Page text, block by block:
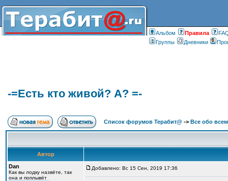
Альбом Правилa
Группы
Дневники
-=Есть кто живой? А? =-
Список форумов Терабит@ -> Все обо всем
Автор
Dan
Как вы лодку назвёте, так
она и поплывёт
Добавлено: Вс 15 Сен, 2019 17:36